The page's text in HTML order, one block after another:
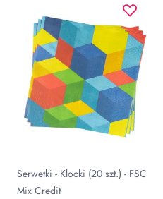
Serwetki - Klocki (20 szt.) - FSC
Mix Credit